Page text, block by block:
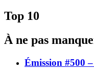
Top 10
À ne pas
Émission #500